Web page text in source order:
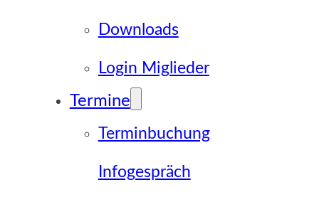
Downloads
Login Miglieder
Termine
Terminbuchung
Infogespräch